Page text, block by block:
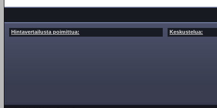
Hintavertailusta poimittua: Keskustelua: